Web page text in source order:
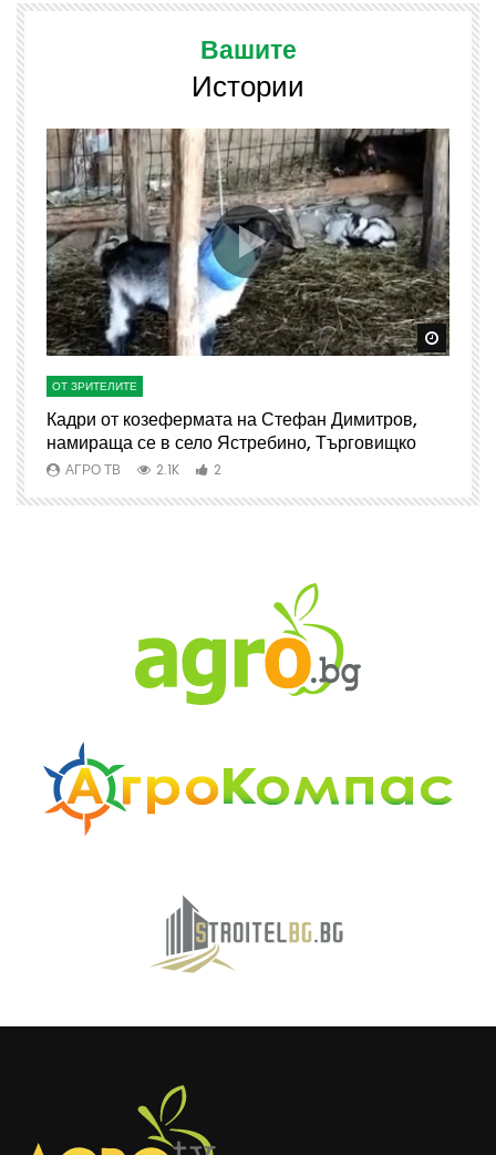
Вашите
Истории
Watch Later Watch
ОТ ЗРИТЕЛИТЕ
Кадри от козефермата на Стефан Димитров,
намираща се в село Ястребино, Търговищко
АГРО ТВ 2.1K 2